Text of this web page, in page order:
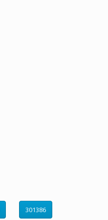
301386